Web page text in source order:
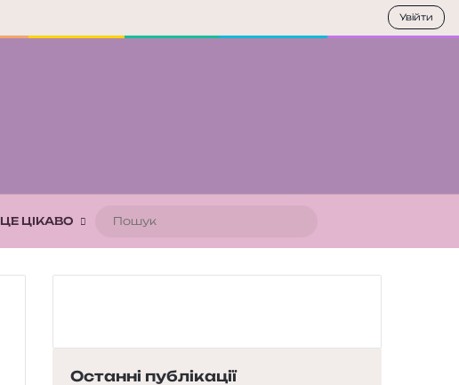
ЦЕ ЦІКАВО
Останні публікації
Увійти